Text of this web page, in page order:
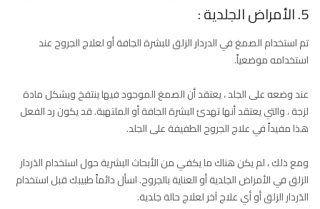
5. الأمراض الجلدية :
تم استخدام الصمغ في الدردار الزلق للبشرة الجافة أو لعلاج الجروح عند
استخدامه موضعياً.
عند وضعه على الجلد ، يعتقد أن الصمغ الموجود فيها ينتفخ ويشكل مادة
لزجة ، والتي يعتقد أنها تهدئ البشرة الجافة أو الملتهبة. قد يكون رد الفعل
هذا مفيداً في علاج الجروح الطفيفة على الجلد.
ومع ذلك ، لم يكن هناك ما يكفي من الأبحاث البشرية حول استخدام الدَردار
الزلق في الأمراض الجلدية أو العناية بالجروح. اسأل دائماً طبيبك قبل استخدام
الدَردار الزلق أو أي علاج آخر لعلاج حالة جلدية.